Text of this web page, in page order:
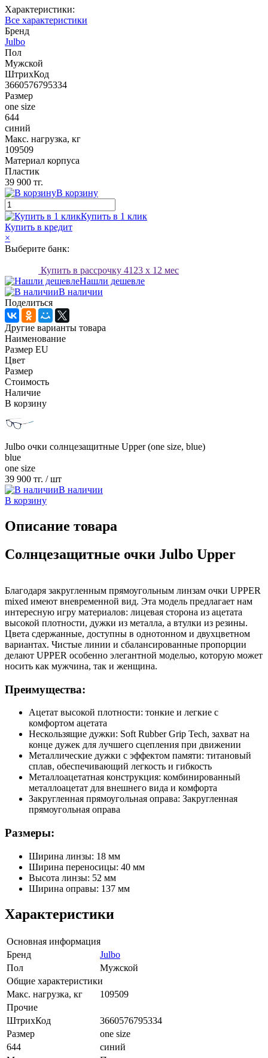
Характеристики:
Все характеристики
Бренд
Julbo
Пол
Мужской
ШтрихКод
3660576795334
Размер
one size
644
синий
Макс. нагрузка, кг
109509
Материал корпуса
Пластик
39 900 тг.
В корзину
Купить в 1 клик
Купить в кредит
×
Выберите банк:
Купить в рассрочку 4123 x 12 мес
Нашли дешевле
В наличии
Поделиться
Другие варианты товара
Наименование
Размер EU
Цвет
Размер
Стоимость
Наличие
В корзину
Julbo очки солнцезащитные Upper (one size, blue)
blue
one size
39 900 тг. / шт
В наличии
В корзину
Описание товара
Солнцезащитные очки Julbo Upper
Благодаря закругленным прямоугольным линзам очки UPPER
mixed имеют вневременной вид. Эта модель предлагает нам
интересную игру материалов: лицевая сторона из ацетата
высокой плотности, дужки из металла, а втулки из резины.
Цвета сдержанные, доступны в однотонном и двухцветном
вариантах. Чистые линии и сбалансированные пропорции
делают UPPER особенно элегантной моделью, которую может
носить как мужчина, так и женщина.
Преимущества:
Ацетат высокой плотности: тонкие и легкие с
комфортом ацетата
Нескользящие дужки: Soft Rubber Grip Tech, захват на
конце дужек для лучшего сцепления при движении
Металлические дужки с эффектом памяти: титановый
сплав, обеспечивающий легкость и гибкость
Металлоацетатная конструкция: комбинированный
металлоацетат для внешнего вида и комфорта
Закругленная прямоугольная оправа: Закругленная
прямоугольная оправа
Размеры:
Ширина линзы: 18 мм
Ширина переносицы: 40 мм
Высота линзы: 52 мм
Ширина оправы: 137 мм
Характеристики
Основная информация
Бренд
Julbo
Пол
Мужской
Общие характеристики
Макс. нагрузка, кг
109509
Прочие
ШтрихКод
3660576795334
Размер
one size
644
синий